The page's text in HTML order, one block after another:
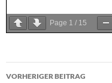
Page 1 / 15
VORHERIGER BEITRAG